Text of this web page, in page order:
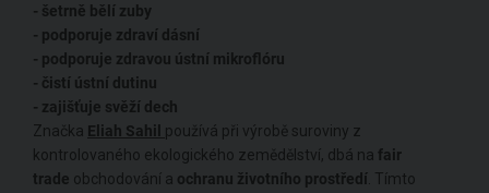
- šetrně bělí zuby
- podporuje zdraví dásní
- podporuje zdravou ústní mikroflóru
- čistí ústní dutinu
- zajišťuje svěží dech
Značka Eliah Sahil používá při výrobě suroviny z
kontrolovaného ekologického zemědělství, dbá na fair
trade obchodování a ochranu životního prostředí. Tímto